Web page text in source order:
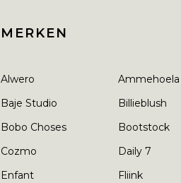
MERKEN
Alwero
Ammehoela
Baje Studio
Billieblush
Bobo Choses
Bootstock
Cozmo
Daily 7
Enfant
Fliink